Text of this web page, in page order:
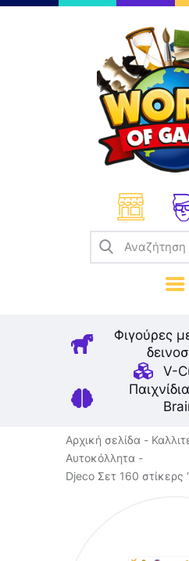
Φιγούρες
V-
Επιτραπέζια
Παζλ
Παιχνίδια
Κατασκευές
Καλλιτεχνικά
Μοντελισμός
Βιβλία
Παιχνίδια
Αρχική σελίδα
Αυτοκόλλητα
Djeco Σετ 160 στίκερς